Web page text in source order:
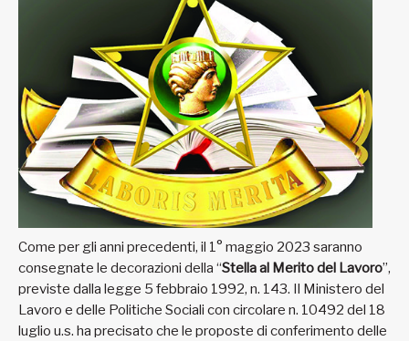
Come per gli anni precedenti, il 1° maggio 2023 saranno
consegnate le decorazioni della “Stella al Merito del Lavoro”,
previste dalla legge 5 febbraio 1992, n. 143. Il Ministero del
Lavoro e delle Politiche Sociali con circolare n. 10492 del 18
luglio u.s. ha precisato che le proposte di conferimento delle